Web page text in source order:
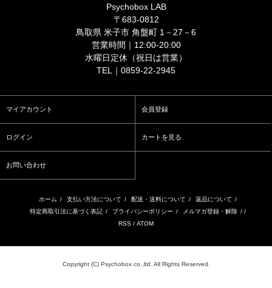
Psychobox LAB
〒683-0812
鳥取県 米子市 角盤町 1－27－6
営業時間｜12:00-20:00
水曜日定休（祝日は営業）
TEL｜0859-22-2945
マイアカウント 会員登録
ログイン カートを見る
お問い合わせ
ホーム / 支払い方法について / 配送・送料について / 返品について /
特定商取引法に基づく表記 / プライバシーポリシー / メルマガ登録・解除 / /
RSS / ATOM
Copyright (C) Psychobox co.,ltd. All Rights Reserved.